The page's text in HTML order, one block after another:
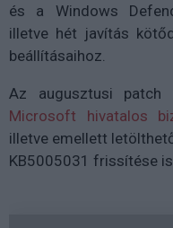
és a Windows
illetve hét javítás
beállításaihoz.
Az augusztusi patch
Microsoft hivatalos
illetve emellett
KB5005031 frissítése